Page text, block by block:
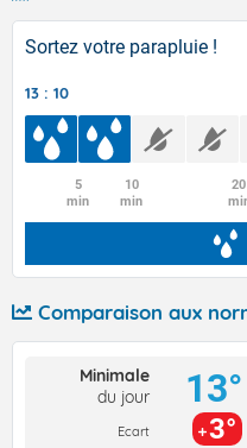
Sortez votre parapluie !
13 : 10
5
min
10
min
20
Comparaison aux
Minimale
du jour
Ecart
13°
3°